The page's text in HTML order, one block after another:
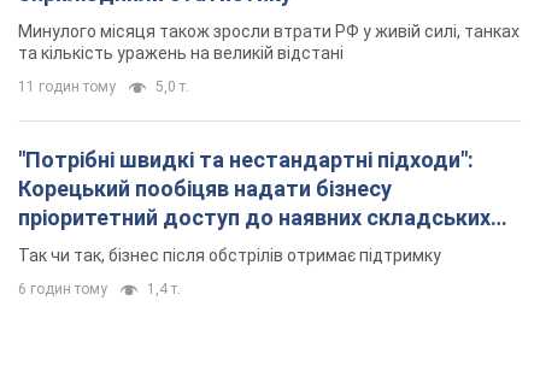
Минулого місяця також зросли втрати РФ у живій силі, танках
та кількість уражень на великій відстані
11 годин тому 5,0 т.
"Потрібні швидкі та нестандартні підходи":
Корецький пообіцяв надати бізнесу
пріоритетний доступ до наявних складських
приміщень
Так чи так, бізнес після обстрілів отримає підтримку
6 годин тому 1,4 т.